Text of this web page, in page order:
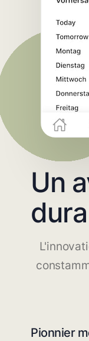
Un
Pionnier